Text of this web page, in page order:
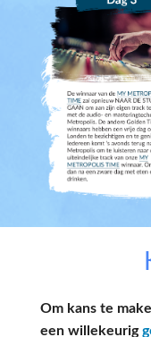
Om kans te
een willekeurig